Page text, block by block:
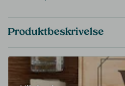
Produktbeskrivelse